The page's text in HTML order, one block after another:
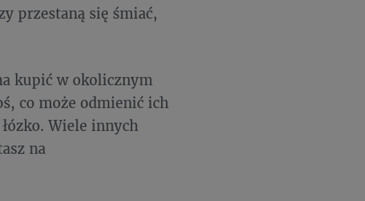
przestaną się śmiać,
kupić w okolicznym
co może odmienić ich
Wiele innych
na